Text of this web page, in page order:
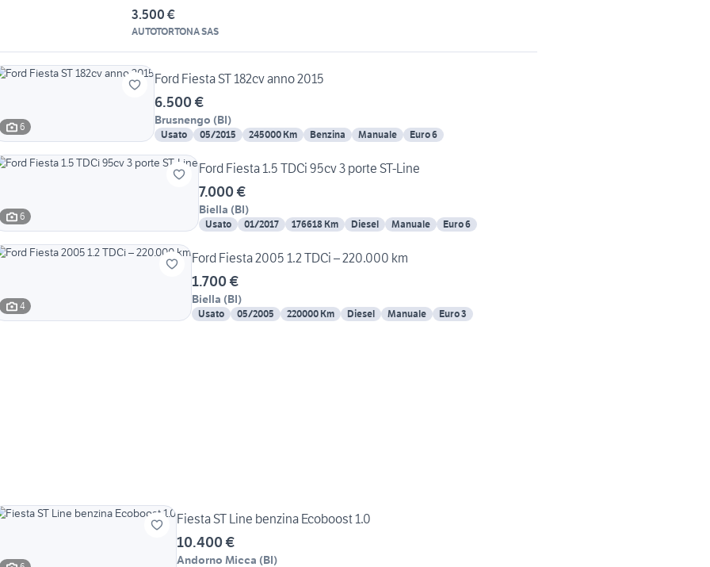
3.500 €
AUTOTORTONA SAS
6
Ford Fiesta ST 182cv anno 2015
6.500 €
Brusnengo (BI)
Usato 05/2015 245000 Km Benzina Manuale Euro 6
6
Ford Fiesta 1.5 TDCi 95cv 3 porte ST-Line
7.000 €
Biella (BI)
Usato 01/2017 176618 Km Diesel Manuale Euro 6
4
Ford Fiesta 2005 1.2 TDCi – 220.000 km
1.700 €
Biella (BI)
Usato 05/2005 220000 Km Diesel Manuale Euro 3
Fiesta ST Line benzina Ecoboost 1.0
10.400 €
Andorno Micca (BI)